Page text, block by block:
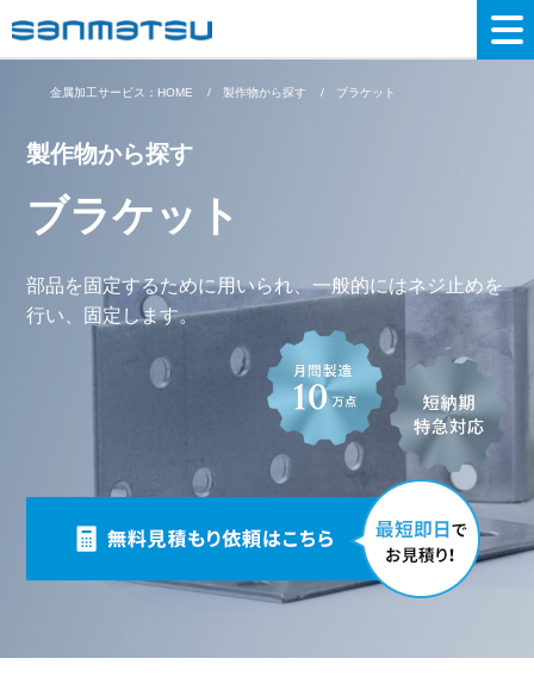
金属加工サービス：HOME 製作物から探す ブラケット
製作物から探す
ブラケット
部品を固定するために用いられ、一般的にはネジ止めを
行い、固定します。